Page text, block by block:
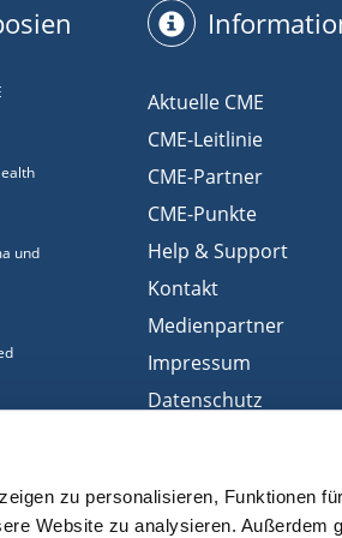
zu personalisieren, Funktionen
Website zu analysieren. Außerdem
und
Aktuelle CME
CME-Leitlinie
CME-Partner
CME-Punkte
Help & Support
Kontakt
Medienpartner
Impressum
Datenschutz